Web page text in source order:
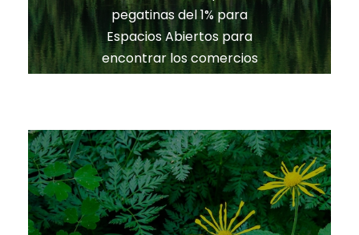
pegatinas del 1% para
Espacios Abiertos para
encontrar los comercios
participantes.